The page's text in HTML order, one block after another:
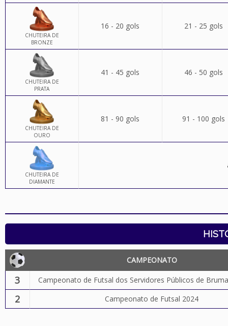
CHUTEIRA DE
BRONZE
16 - 20 gols 21 - 25 gols
CHUTEIRA DE
PRATA
41 - 45 gols 46 - 50 gols
CHUTEIRA DE
OURO
81 - 90 gols 91 - 100 gols
CHUTEIRA DE
DIAMANTE
CAMPEONATO
3 Campeonato de Futsal dos Servidores Públicos de
2 Campeonato de Futsal 2024